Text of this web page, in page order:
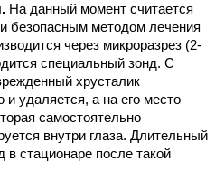
На данный момент считается
безопасным методом лечения
через микроразрез (2-
специальный зонд. С
хрусталик
удаляется, а на его место
самостоятельно
внутри глаза. Длительный
в стационаре после такой